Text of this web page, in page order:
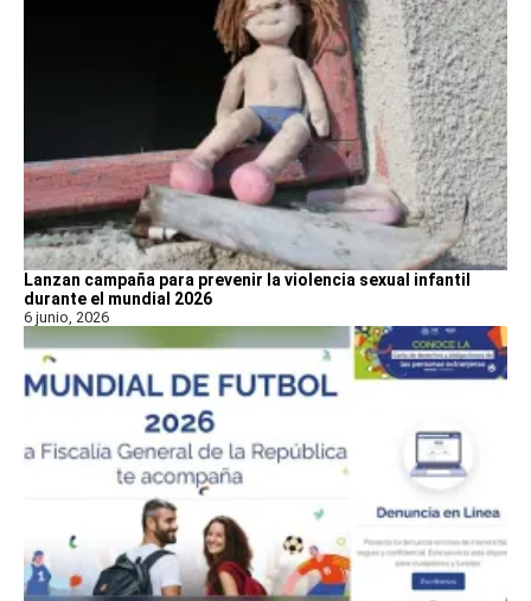
Lanzan campaña para prevenir la violencia sexual infantil
durante el mundial 2026
6 junio, 2026